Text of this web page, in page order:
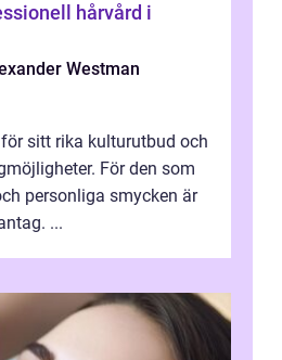
Westman
sitt rika kulturutbud och
För den som
personliga smycken är
...